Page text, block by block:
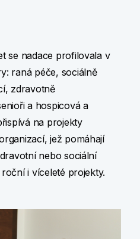
se nadace profilovala v
raná péče, sociálně
zdravotně
a hospicová a
na projekty
jež pomáhají
nebo sociální
i víceleté projekty.